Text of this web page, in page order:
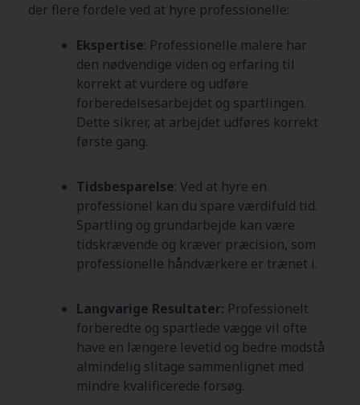
der flere fordele ved at hyre professionelle:
Ekspertise: Professionelle malere har
den nødvendige viden og erfaring til
korrekt at vurdere og udføre
forberedelsesarbejdet og spartlingen.
Dette sikrer, at arbejdet udføres korrekt
første gang.
Tidsbesparelse: Ved at hyre en
professionel kan du spare værdifuld tid.
Spartling og grundarbejde kan være
tidskrævende og kræver præcision, som
professionelle håndværkere er trænet i.
Langvarige Resultater: Professionelt
forberedte og spartlede vægge vil ofte
have en længere levetid og bedre modstå
almindelig slitage sammenlignet med
mindre kvalificerede forsøg.